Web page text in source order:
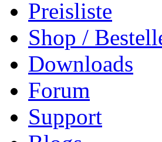
Preisliste
Shop /
Downloads
Forum
Support